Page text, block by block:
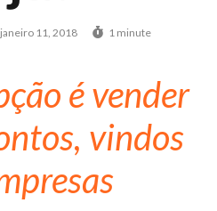
janeiro 11, 2018 1 minute
é vender
vindos